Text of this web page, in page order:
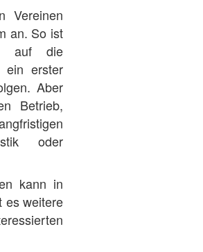
Vereinen
an. So ist
auf die
ein erster
Aber
Betrieb,
oder
kann in
es weitere